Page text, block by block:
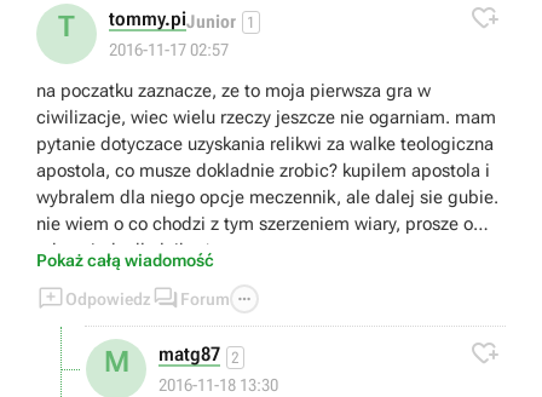
T tommy.piJunior 1
2016-11-17 02:57

na poczatku zaznacze, ze to moja pierwsza gra w
ciwilizacje, wiec wielu rzeczy jeszcze nie ogarniam. mam
pytanie dotyczace uzyskania relikwi za walke teologiczna
apostola, co musze dokladnie zrobic? kupilem apostola i
wybralem dla niego opcje meczennik, ale dalej sie gubie.
nie wiem o co chodzi z tym szerzeniem wiary, prosze o
odpowiedz dla laika :)
Pokaż całą wiadomość
Odpowiedz  Forum 
M matg87 2
2016-11-18 13:30
